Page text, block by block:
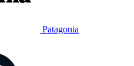
Patagonia